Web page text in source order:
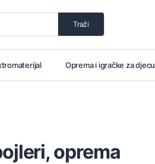
Traži
Oprema i igračke za djecu
oprema